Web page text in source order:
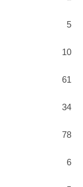
5
10
61
34
78
6